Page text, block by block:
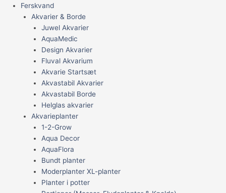
Ferskvand
Akvarier & Borde
Juwel Akvarier
AquaMedic
Design Akvarier
Fluval Akvarium
Akvarie Startsæt
Akvastabil Akvarier
Akvastabil Borde
Helglas akvarier
Akvarieplanter
1-2-Grow
Aqua Decor
AquaFlora
Bundt planter
Moderplanter XL-planter
Planter i potter